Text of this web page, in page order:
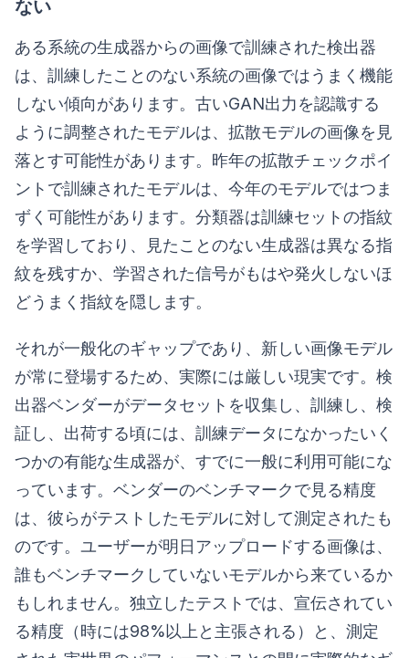
ない
ある系統の生成器からの画像で訓練された検出器
は、訓練したことのない系統の画像ではうまく機能
しない傾向があります。古いGAN出力を認識する
ように調整されたモデルは、拡散モデルの画像を見
落とす可能性があります。昨年の拡散チェックポイ
ントで訓練されたモデルは、今年のモデルではつま
ずく可能性があります。分類器は訓練セットの指紋
を学習しており、見たことのない生成器は異なる指
紋を残すか、学習された信号がもはや発火しないほ
どうまく指紋を隠します。
それが一般化のギャップであり、新しい画像モデル
が常に登場するため、実際には厳しい現実です。検
出器ベンダーがデータセットを収集し、訓練し、検
証し、出荷する頃には、訓練データになかったいく
つかの有能な生成器が、すでに一般に利用可能にな
っています。ベンダーのベンチマークで見る精度
は、彼らがテストしたモデルに対して測定されたも
のです。ユーザーが明日アップロードする画像は、
誰もベンチマークしていないモデルから来ているか
もしれません。独立したテストでは、宣伝されてい
る精度（時には98%以上と主張される）と、測定